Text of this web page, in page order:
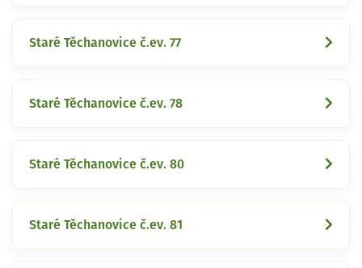
Staré Těchanovice č.ev. 77
Staré Těchanovice č.ev. 78
Staré Těchanovice č.ev. 80
Staré Těchanovice č.ev. 81